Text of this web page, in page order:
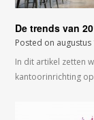
De trends van
Posted on augustus
In dit artikel zetten
kantoorinrichting